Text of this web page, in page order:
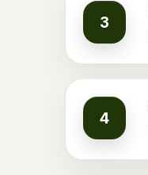
3
4